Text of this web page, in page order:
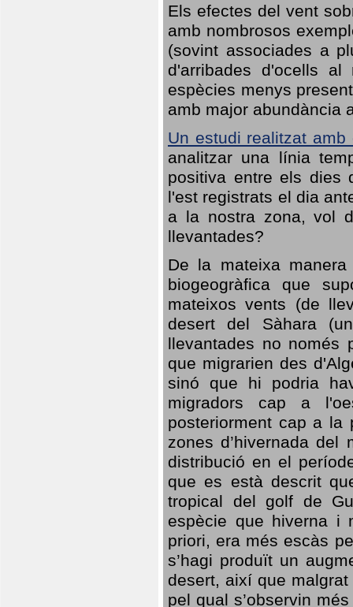
Els efectes del vent
amb nombrosos
(sovint associades a
d'arribades d'ocells
espècies menys
amb major abundància
Un estudi realitzat amb
analitzar una línia
positiva entre els dies
l'est registrats el dia
a la nostra zona, vol
llevantades?
De la mateixa
biogeogràfica que
mateixos vents (de
desert del Sàhara
llevantades no només
que migrarien des
sinó que hi podria
migradors cap a
posteriorment cap a la
zones d’hivernada
distribució en el
que es està descrit
tropical del golf de
espècie que hiverna i
priori, era més escàs
s’hagi produït un
desert, així que
pel qual s’observin